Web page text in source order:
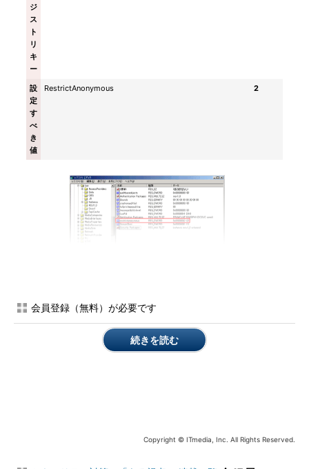
ジ
ス
ト
リ
キ
ー
設
定
す
べ
き
値
RestrictAnonymous 2
図7-1 Windows 2000での対策（レジストリ変
ィ オプション」の「匿名接続の追加を制限する」を「明示的な
会員登録（無料）が必要です
続きを読む
Copyright © ITmedia, Inc. All Rights Reserved.